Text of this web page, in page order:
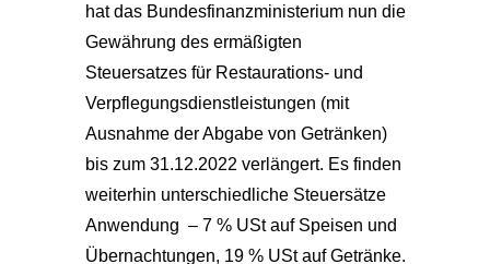
hat das Bundesfinanzministerium nun die
Gewährung des ermäßigten
Steuersatzes für Restaurations- und
Verpflegungsdienstleistungen (mit
Ausnahme der Abgabe von Getränken)
bis zum 31.12.2022 verlängert. Es finden
weiterhin unterschiedliche Steuersätze
Anwendung – 7 % USt auf Speisen und
Übernachtungen, 19 % USt auf Getränke.